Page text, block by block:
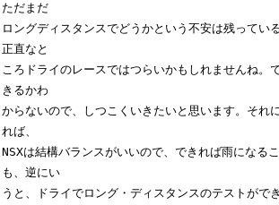
ただまだ
ロングディスタンスでどうかという不安は残ってい
正直なと
ころドライのレースではつらいかもしれませんね。
きるかわ
からないので、しつこくいきたいと思います。それ
れば、
NSXは結構バランスがいいので、できれば雨になる
も、逆にい
うと、ドライでロング・ディスタンスのテストがで